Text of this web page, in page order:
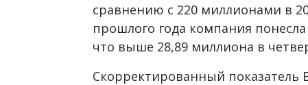
сравнению с 220 миллионами в
прошлого года компания
что выше 28,89 миллиона в
Скорректированный показатель